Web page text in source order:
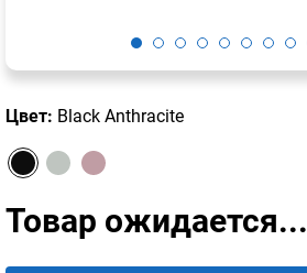
Цвет: Black Anthracite
Товар ожидается...